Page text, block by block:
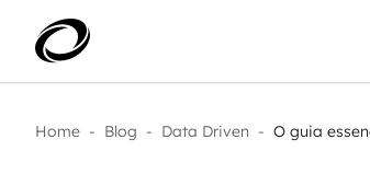
Aplicar IA com impacto real
Home - Blog - Data Driven - O guia